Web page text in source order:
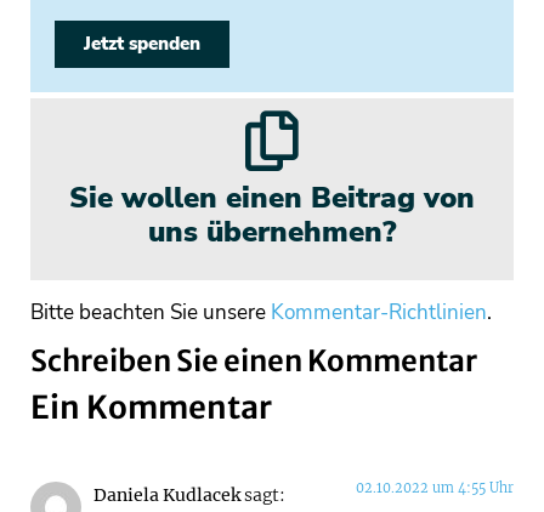
Jetzt spenden
Sie wollen einen Beitrag von
uns übernehmen?
Bitte beachten Sie unsere Kommentar-Richtlinien.
Schreiben Sie einen Kommentar
Ein Kommentar
Daniela Kudlaceksagt: 02.10.2022 um 4:55 Uhr